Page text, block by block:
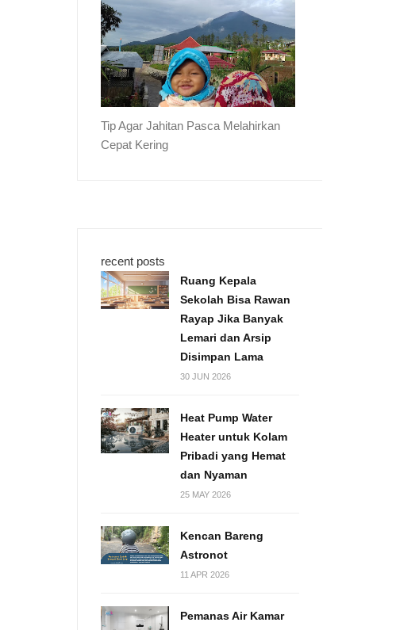
Tip Agar Jahitan Pasca Melahirkan
Cepat Kering
recent posts
Ruang Kepala
Sekolah Bisa Rawan
Rayap Jika Banyak
Lemari dan Arsip
Disimpan Lama
30 JUN 2026
Heat Pump Water
Heater untuk Kolam
Pribadi yang Hemat
dan Nyaman
25 MAY 2026
Kencan Bareng
Astronot
11 APR 2026
Pemanas Air Kamar